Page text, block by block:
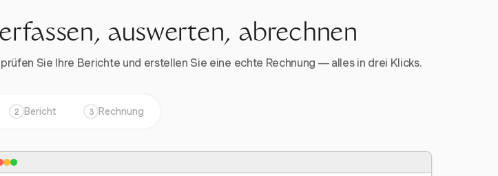
auswerten, abrechnen
Sie Ihre Berichte und erstellen Sie eine echte Rechnung — alles in drei Klicks.
2 Bericht 3 Rechnung